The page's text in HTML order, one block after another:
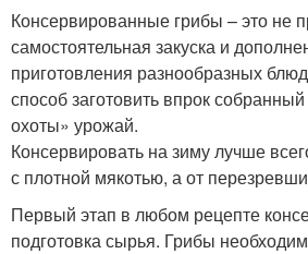
Консервированные грибы – это не
самостоятельная закуска и
приготовления разнообразных
способ заготовить впрок
охоты» урожай.
Консервировать на зиму лучше
с плотной мякотью, а от
Первый этап в любом рецепте
подготовка сырья. Грибы